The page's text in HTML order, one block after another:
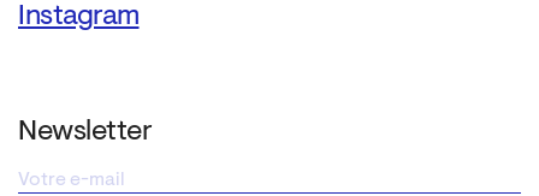
Instagram
Newsletter